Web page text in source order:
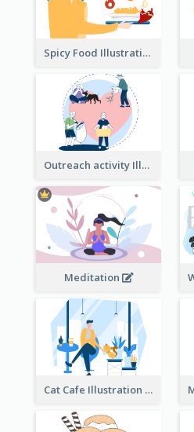
Spicy Food Illustration
Outreach activity Illustration
Meditation
Cat Cafe Illustration